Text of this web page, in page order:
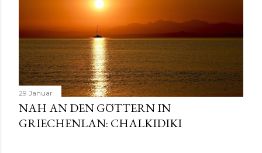
29 Januar
NAH AN DEN GÖTTERN IN
GRIECHENLAN: CHALKIDIKI